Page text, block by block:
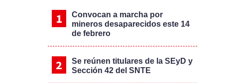
Convocan a marcha por
mineros desaparecidos este 14
de febrero
Se reúnen titulares de la SEyD y
Sección 42 del SNTE